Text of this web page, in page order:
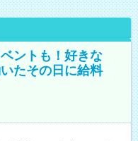
ントも！好きな
たその日に給料